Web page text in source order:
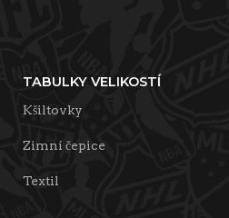
TABULKY VELIKOSTÍ
Kšiltovky
Zimní čepice
Textil